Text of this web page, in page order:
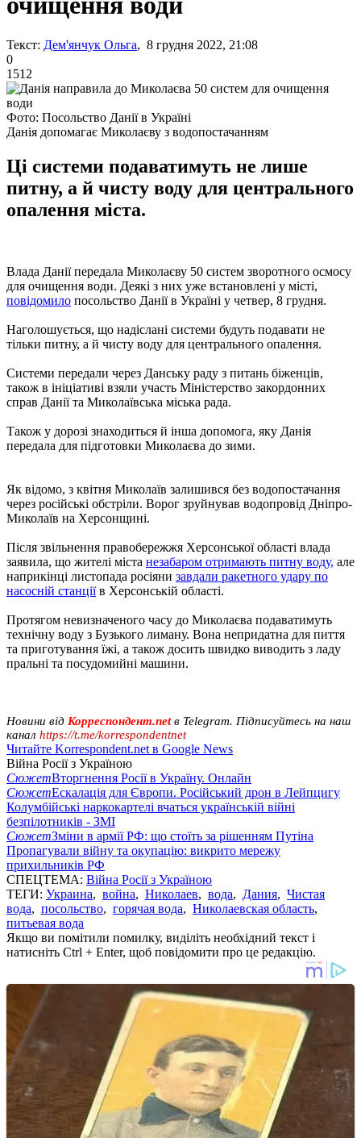
Текст: Дем'янчук Ольга, 8 грудня 2022, 21:08
0
1512
Фото: Посольство Данії в Україні
Данія допомагає Миколаєву з водопостачанням
Ці системи подаватимуть не лише
питну, а й чисту воду для центрального
опалення міста.
Влада Данії передала Миколаєву 50 систем зворотного осмосу
для очищення води. Деякі з них уже встановлені у місті,
повідомило посольство Данії в Україні у четвер, 8 грудня.
Наголошується, що надіслані системи будуть подавати не
тільки питну, а й чисту воду для центрального опалення.
Системи передали через Данську раду з питань біженців,
також в ініціативі взяли участь Міністерство закордонних
справ Данії та Миколаївська міська рада.
Також у дорозі знаходиться й інша допомога, яку Данія
передала для підготовки Миколаєва до зими.
Як відомо, з квітня Миколаїв залишився без водопостачання
через російські обстріли. Ворог зруйнував водопровід Дніпро-
Миколаїв на Херсонщині.
Після звільнення правобережжя Херсонської області влада
заявила, що жителі міста незабаром отримають питну воду, але
наприкінці листопада росіяни завдали ракетного удару по
насосній станціїв Херсонській області.
Протягом невизначеного часу до Миколаєва подаватимуть
технічну воду з Бузького лиману. Вона непридатна для пиття
та приготування їжі, а також досить швидко виводить з ладу
пральні та посудомийні машини.
Новини від Корреспондент.netв Telegram. Підписуйтесь на наш
канал https://t.me/korrespondentnet
Читайте Korrespondent.net в Google News
Війна Росії з Україною
СюжетВторгнення Росії в Україну. Онлайн
СюжетЕскалація для Європи. Російський дрон в Лейпцигу
Колумбійські наркокартелі вчаться українській війні
безпілотників - ЗМІ
СюжетЗміни в армії РФ: що стоїть за рішенням Путіна
Пропагували війну та окупацію: викрито мережу
прихильників РФ
СПЕЦТЕМА: Війна Росії з Україною
ТЕГИ: Украина, война, Николаев, вода, Дания, Чистая
вода, посольство, горячая вода, Николаевская область,
питьевая вода
Якщо ви помітили помилку, виділіть необхідний текст і
натисніть Ctrl + Enter, щоб повідомити про це редакцію.